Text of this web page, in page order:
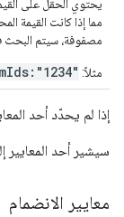
يحتوي الحقل على
مما إذا كانت القيمة
مصفوفة، سيتم البحث
مثلاً:
إذا لم يحدّد أحد
سيشير أحد المعايير
معايير الانضمام